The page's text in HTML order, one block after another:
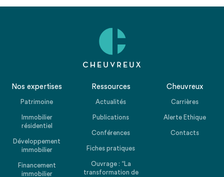
Nos expertises
Patrimoine
Immobilier
résidentiel
Développement
immobilier
Financement
immobilier
Ressources
Actualités
Publications
Conférences
Fiches pratiques
Ouvrage : “La
transformation de
Cheuvreux
Carrières
Alerte Ethique
Contacts